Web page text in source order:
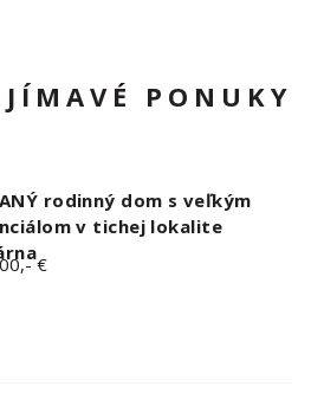
PONUKY
rodinný dom s veľkým
v tichej lokalite
€